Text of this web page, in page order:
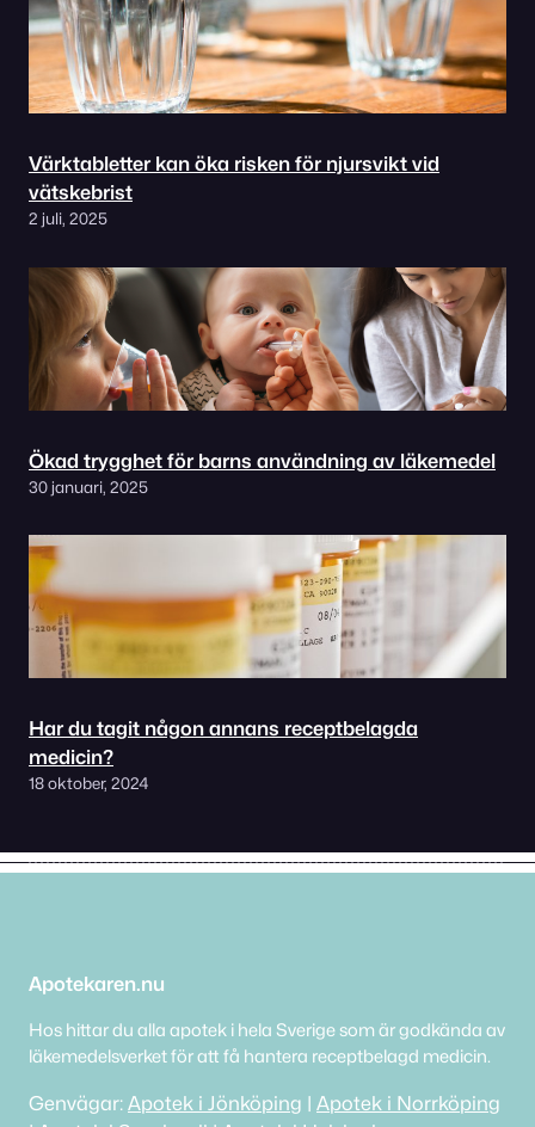
Värktabletter kan öka risken för njursvikt vid
vätskebrist
2 juli, 2025
Ökad trygghet för barns användning av läkemedel
30 januari, 2025
Har du tagit någon annans receptbelagda
medicin?
18 oktober, 2024
Apotekaren.nu
Hos hittar du alla apotek i hela Sverige som är godkända av
läkemedelsverket för att få hantera receptbelagd medicin.
Genvägar: Apotek i Jönköping | Apotek i Norrköping